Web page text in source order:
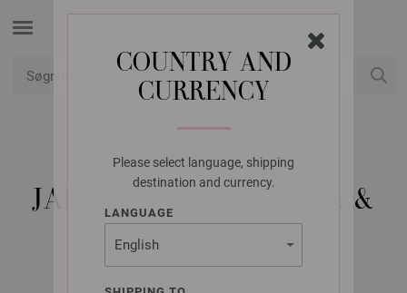
COUNTRY AND
CURRENCY
Please select language, shipping
destination and currency.
LANGUAGE
LANA GROSSA
JAKKE BRIGITTE NO. 2 &
CASSATA